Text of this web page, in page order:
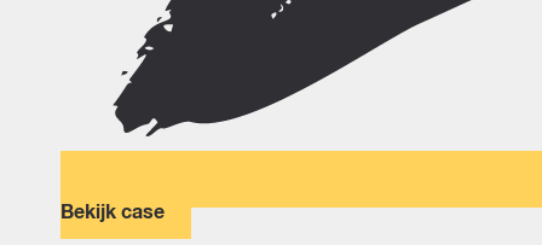
Bekijk case